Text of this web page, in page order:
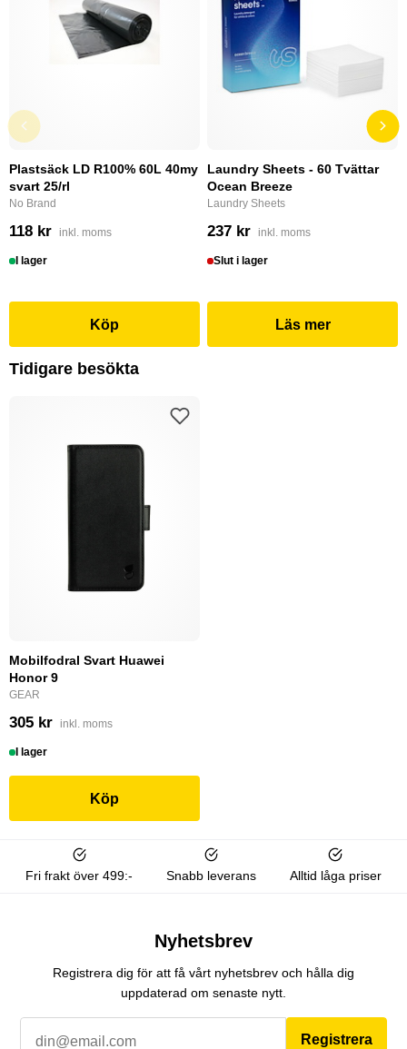
Plastsäck LD R100% 60L 40my
svart 25/rl
No Brand
118 kr inkl. moms
I lager
Köp
Laundry Sheets - 60 Tvättar
Ocean Breeze
Laundry Sheets
237 kr inkl. moms
Slut i lager
Läs mer
Tidigare besökta
Mobilfodral Svart Huawei
Honor 9
GEAR
305 kr inkl. moms
I lager
Köp
Fri frakt över 499:- Snabb leverans Alltid låga priser
Nyhetsbrev
Registrera dig för att få vårt nyhetsbrev och hålla dig
uppdaterad om senaste nytt.
Registrera